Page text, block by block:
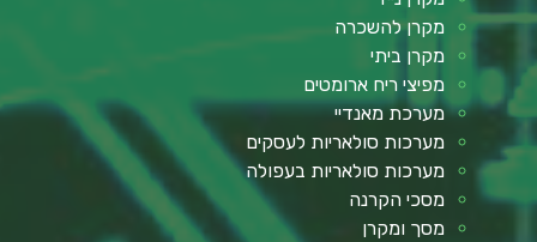
מקרן להשכרה
מקרן ביתי
מפיצי ריח ארומטים
מערכת מאנדיי
מערכות סולאריות לעסקים
מערכות סולאריות בעפולה
מסכי הקרנה
מסך ומקרן